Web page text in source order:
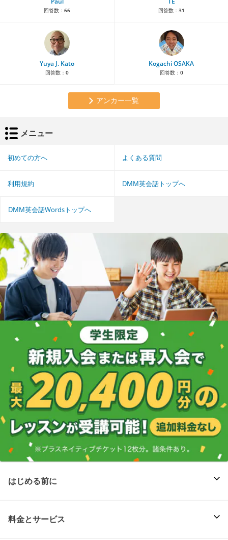
回答数： 66 回答数： 31
Yuya J. Kato
回答数： 0
Kogachi OSAKA
回答数： 0
アンカー一覧
メニュー
初めての方へ よくある質問
利用規約 DMM英会話トップへ
DMM英会話Wordsトップへ
はじめる前に
料金とサービス